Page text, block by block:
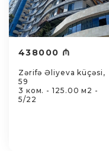
438000 ₼
Zərifə Əliyeva küçəsi,
59
3 ком. - 125.00 м2 -
5/22